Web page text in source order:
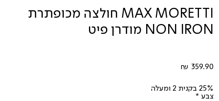
MAX MORETTI חולצה מכופתרת
NON IRON מודרן פיט
25% בקנית 2 ומעלה
צבע *